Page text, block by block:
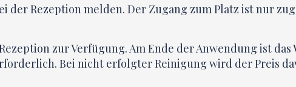
der Rezeption melden. Der Zugang zum Platz ist nur
zur Verfügung. Am Ende der Anwendung ist das
Bei nicht erfolgter Reinigung wird der Preis